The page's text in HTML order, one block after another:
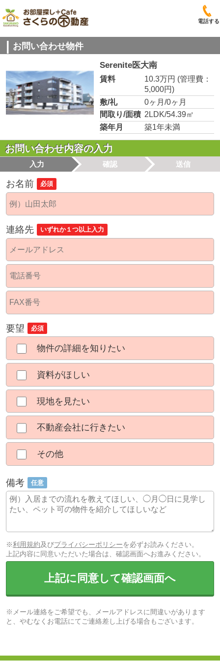
電話する
お問い合わせ物件
Serenite医大南
賃料 10.3万円 (管理費：
5,000円)
敷/礼
0ヶ月/0ヶ月
間取り/面積 2LDK/54.39㎡
築年月
築1年未満
お問い合わせ内容の入力
入力 確認 送信
お名前 必須
連絡先 いずれか１つ以上入力
要望 必須
物件の詳細を知りたい
資料がほしい
現地を見たい
不動産会社に行きたい
その他
備考 任意
※利用規約及びプライバシーポリシーを必ずお読みください。
上記内容に同意いただいた場合は、確認画面へお進みください。
上記に同意して確認画面へ
※メール連絡をご希望でも、メールアドレスに間違いがあります
と、やむなくお電話にてご連絡差し上げる場合もございます。